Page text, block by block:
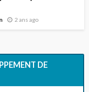
2 ans ago
DE